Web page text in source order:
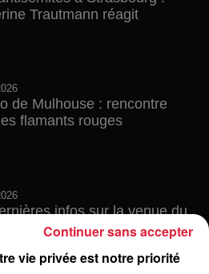
Trautmann réagit
de Mulhouse : rencontre
flamants rouges
infos sur la venue du
à Metz en septembre
vie privée est notre priorité
Continuer sans accepter